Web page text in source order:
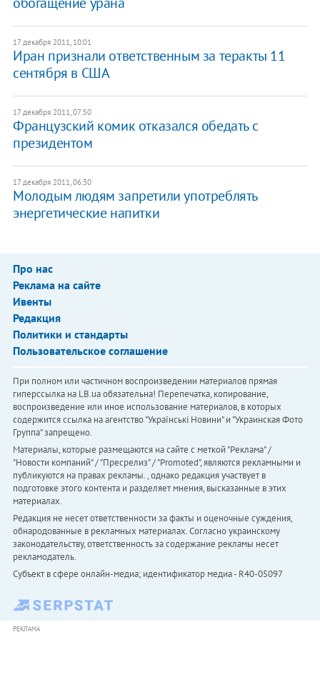
17 декабря 2011, 10:01
Иран признали ответственным за теракты 11
сентября в США
17 декабря 2011, 07:50
Французский комик отказался обедать с
президентом
17 декабря 2011, 06:30
Молодым людям запретили употреблять
энергетические напитки
Про нас
Реклама на сайте
Ивенты
Редакция
Политики и стандарты
Пользовательское соглашение
При полном или частичном воспроизведении материалов прямая
гиперссылка на LB.ua обязательна! Перепечатка, копирование,
воспроизведение или иное использование материалов, в которых
содержится ссылка на агентство "Українськi Новини" и "Украинская Фото
Группа" запрещено.
Материалы, которые размещаются на сайте с меткой "Реклама" /
"Новости компаний" / "Пресрелиз" / "Promoted", являются рекламными и
публикуются на правах рекламы. , однако редакция участвует в
подготовке этого контента и разделяет мнения, высказанные в этих
материалах.
Редакция не несет ответственности за факты и оценочные суждения,
обнародованные в рекламных материалах. Согласно украинскому
законодательству, ответственность за содержание рекламы несет
рекламодатель.
Субъект в сфере онлайн-медиа; идентификатор медиа - R40-05097
РЕКЛАМА